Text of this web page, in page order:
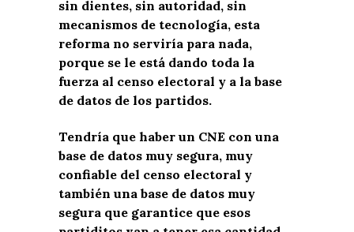
sin dientes, sin autoridad, sin
mecanismos de tecnología, esta
reforma no serviría para nada,
porque se le está dando toda la
fuerza al censo electoral y a la base
de datos de los partidos.
Tendría que haber un CNE con una
base de datos muy segura, muy
confiable del censo electoral y
también una base de datos muy
segura que garantice que esos